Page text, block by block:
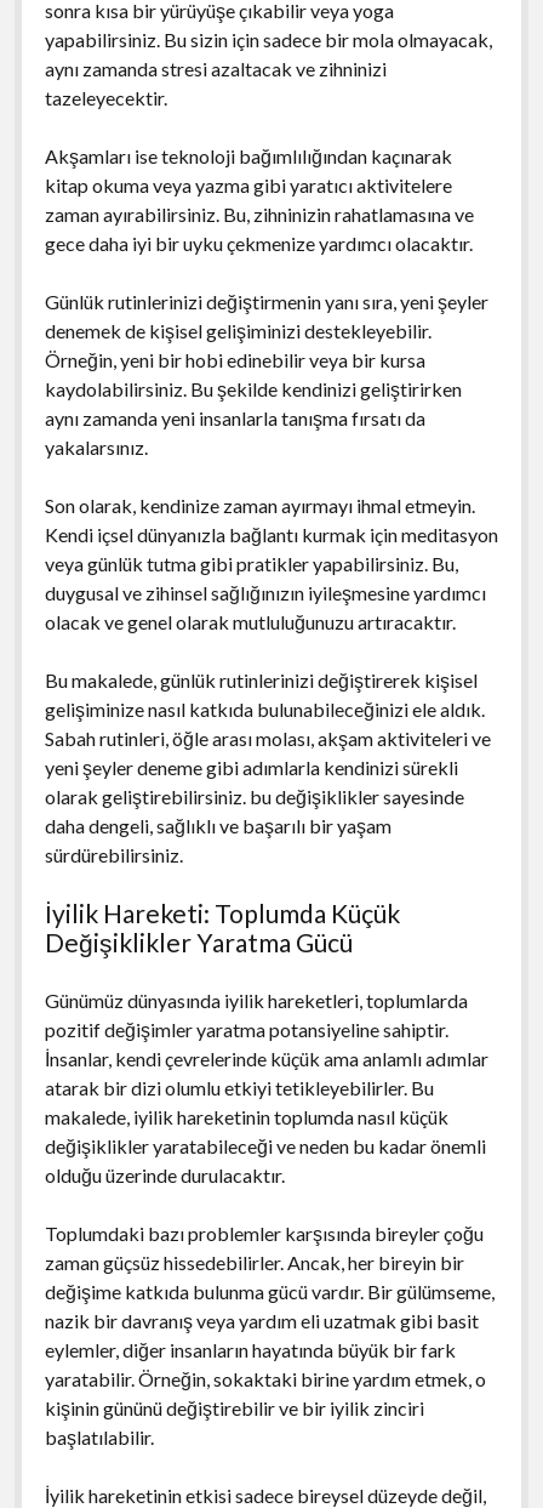
sonra kısa bir yürüyüşe çıkabilir veya yoga
yapabilirsiniz. Bu sizin için sadece bir mola olmayacak,
aynı zamanda stresi azaltacak ve zihninizi
tazeleyecektir.
Akşamları ise teknoloji bağımlılığından kaçınarak
kitap okuma veya yazma gibi yaratıcı aktivitelere
zaman ayırabilirsiniz. Bu, zihninizin rahatlamasına ve
gece daha iyi bir uyku çekmenize yardımcı olacaktır.
Günlük rutinlerinizi değiştirmenin yanı sıra, yeni şeyler
denemek de kişisel gelişiminizi destekleyebilir.
Örneğin, yeni bir hobi edinebilir veya bir kursa
kaydolabilirsiniz. Bu şekilde kendinizi geliştirirken
aynı zamanda yeni insanlarla tanışma fırsatı da
yakalarsınız.
Son olarak, kendinize zaman ayırmayı ihmal etmeyin.
Kendi içsel dünyanızla bağlantı kurmak için meditasyon
veya günlük tutma gibi pratikler yapabilirsiniz. Bu,
duygusal ve zihinsel sağlığınızın iyileşmesine yardımcı
olacak ve genel olarak mutluluğunuzu artıracaktır.
Bu makalede, günlük rutinlerinizi değiştirerek kişisel
gelişiminize nasıl katkıda bulunabileceğinizi ele aldık.
Sabah rutinleri, öğle arası molası, akşam aktiviteleri ve
yeni şeyler deneme gibi adımlarla kendinizi sürekli
olarak geliştirebilirsiniz. bu değişiklikler sayesinde
daha dengeli, sağlıklı ve başarılı bir yaşam
sürdürebilirsiniz.
İyilik Hareketi: Toplumda Küçük
Değişiklikler Yaratma Gücü
Günümüz dünyasında iyilik hareketleri, toplumlarda
pozitif değişimler yaratma potansiyeline sahiptir.
İnsanlar, kendi çevrelerinde küçük ama anlamlı adımlar
atarak bir dizi olumlu etkiyi tetikleyebilirler. Bu
makalede, iyilik hareketinin toplumda nasıl küçük
değişiklikler yaratabileceği ve neden bu kadar önemli
olduğu üzerinde durulacaktır.
Toplumdaki bazı problemler karşısında bireyler çoğu
zaman güçsüz hissedebilirler. Ancak, her bireyin bir
değişime katkıda bulunma gücü vardır. Bir gülümseme,
nazik bir davranış veya yardım eli uzatmak gibi basit
eylemler, diğer insanların hayatında büyük bir fark
yaratabilir. Örneğin, sokaktaki birine yardım etmek, o
kişinin gününü değiştirebilir ve bir iyilik zinciri
başlatılabilir.
İyilik hareketinin etkisi sadece bireysel düzeyde değil,